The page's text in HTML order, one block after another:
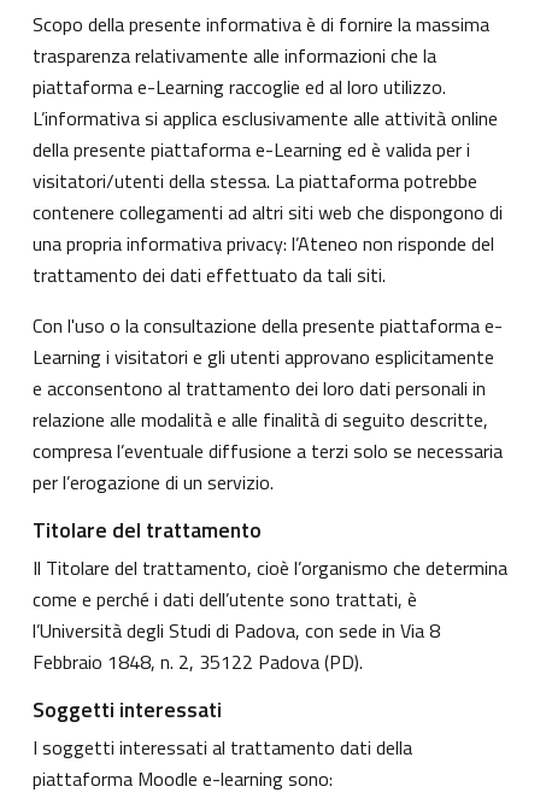
Scopo della presente informativa è di fornire la massima
trasparenza relativamente alle informazioni che la
piattaforma e-Learning raccoglie ed al loro utilizzo.
L’informativa si applica esclusivamente alle attività online
della presente piattaforma e-Learning ed è valida per i
visitatori/utenti della stessa. La piattaforma potrebbe
contenere collegamenti ad altri siti web che dispongono di
una propria informativa privacy: l’Ateneo non risponde del
trattamento dei dati effettuato da tali siti.
Con l'uso o la consultazione della presente piattaforma e-
Learning i visitatori e gli utenti approvano esplicitamente
e acconsentono al trattamento dei loro dati personali in
relazione alle modalità e alle finalità di seguito descritte,
compresa l’eventuale diffusione a terzi solo se necessaria
per l’erogazione di un servizio.
Titolare del trattamento
Il Titolare del trattamento, cioè l’organismo che determina
come e perché i dati dell’utente sono trattati, è
l’Università degli Studi di Padova, con sede in Via 8
Febbraio 1848, n. 2, 35122 Padova (PD).
Soggetti interessati
I soggetti interessati al trattamento dati della
piattaforma Moodle e-learning sono: